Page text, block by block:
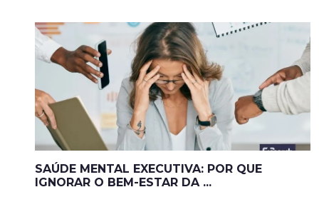
SAÚDE MENTAL EXECUTIVA: POR QUE
IGNORAR O BEM-ESTAR DA ...